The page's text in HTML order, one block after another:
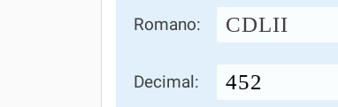
Romano: CDLII
Decimal: